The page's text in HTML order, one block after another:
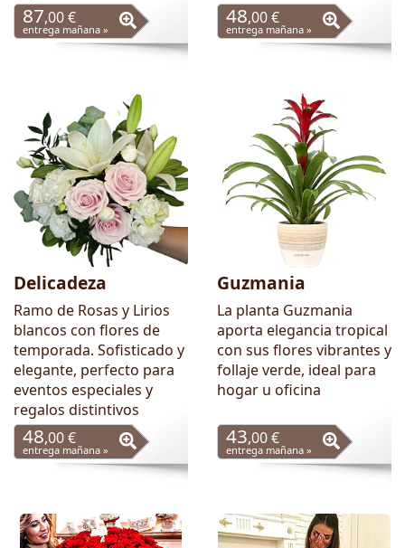
87,00 €
entrega mañana »
48,00 €
entrega mañana »
Delicadeza
Ramo de Rosas y Lirios
blancos con flores de
temporada. Sofisticado y
elegante, perfecto para
eventos especiales y
regalos distintivos
48,00 €
entrega mañana »
Guzmania
La planta Guzmania
aporta elegancia tropical
con sus flores vibrantes y
follaje verde, ideal para
hogar u oficina
43,00 €
entrega mañana »